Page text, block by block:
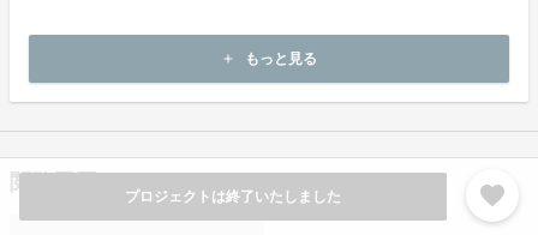
プロジェクトは終了いたしました favorite
但し初期不良、誤品配送交換に限り、代金着払いで返品、交換また
は本体価格をご返金させていただきます。
add もっと見る
閲覧履歴